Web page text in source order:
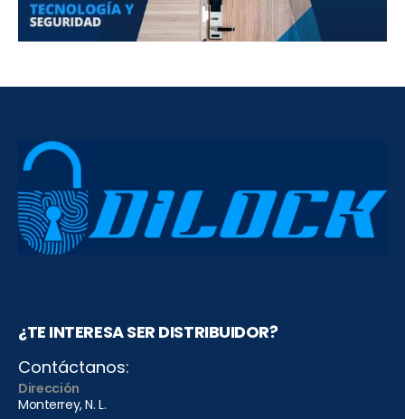
¿TE INTERESA SER DISTRIBUIDOR?
Contáctanos:
Dirección
Monterrey, N. L.